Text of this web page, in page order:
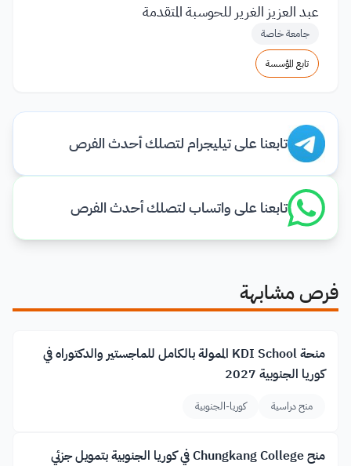
عبد العزيز الغرير للحوسبة المتقدمة
جامعة خاصة
تابع المؤسسة
تابعنا على تيليجرام لتصلك أحدث الفرص
تابعنا على واتساب لتصلك أحدث الفرص
فرص مشابهة
منحة KDI School الممولة بالكامل للماجستير والدكتوراه في
كوريا الجنوبية 2027
منح دراسية كوريا-الجنوبية
منح Chungkang College في كوريا الجنوبية بتمويل جزئي